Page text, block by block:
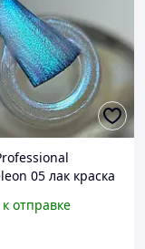
05 лак краска
8 мл
к отправке